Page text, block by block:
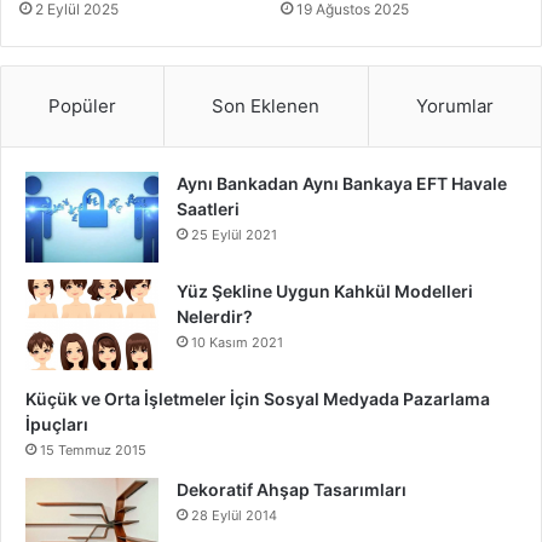
Unutulmamalıdır ki cilt bakım ürünlerinden tam verim
peeling yapmak, ölü derilerden arınmayı sağlar ve bakım
5. Sigara ve Alkol Tüketiminden Uzak
Durmak
Sigara içmek, cilt yaşlanmasının en büyük nedenlerinden
biridir. Nikotin, kan damarlarını daraltarak cilde oksijen ve
besin taşınmasını engeller. Aynı zamanda kolajen üretimini
azaltarak cildin elastikiyetini kaybetmesine yol açar. Bu da
erken yaşta kırışıklık ve solgun cilt görünümüne neden
olur.
Alkol ise vücudu susuz bırakır ve cildin nem dengesini
2 Eylül 2025 19 Ağustos 2025
Popüler Son Eklenen Yorumlar
Aynı Bankadan Aynı Bankaya EFT Havale
Saatleri
25 Eylül 2021
Yüz Şekline Uygun Kahkül Modelleri
Nelerdir?
10 Kasım 2021
Küçük ve Orta İşletmeler İçin Sosyal Medyada Pazarlama
İpuçları
15 Temmuz 2015
Dekoratif Ahşap Tasarımları
28 Eylül 2014